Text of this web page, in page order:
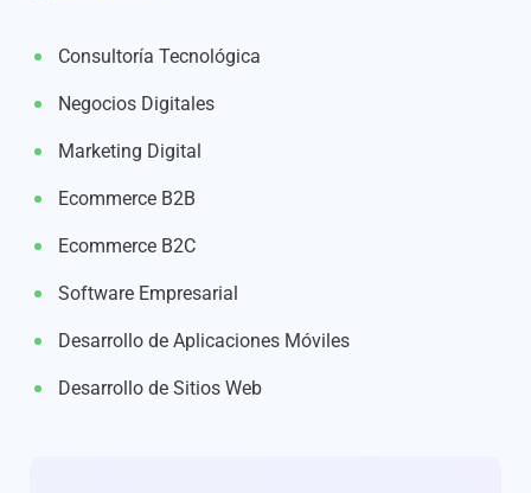
Consultoría Tecnológica
Negocios Digitales
Marketing Digital
Ecommerce B2B
Ecommerce B2C
Software Empresarial
Desarrollo de Aplicaciones Móviles
Desarrollo de Sitios Web